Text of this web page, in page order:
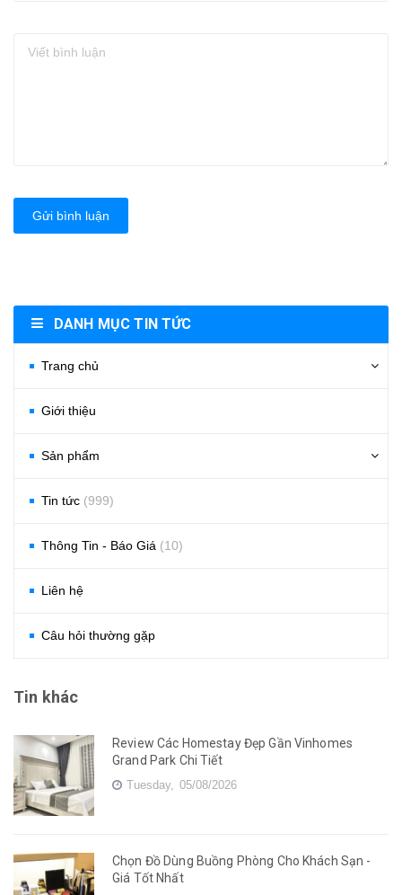
Gửi bình luận
DANH MỤC TIN TỨC
Trang chủ
Giới thiệu
Sản phẩm
Tin tức (999)
Thông Tin - Báo Giá (10)
Liên hệ
Câu hỏi thường gặp
Tin khác
Review Các Homestay Đẹp Gần Vinhomes
Grand Park Chi Tiết
Tuesday, 05/08/2026
Chọn Đồ Dùng Buồng Phòng Cho Khách Sạn -
Giá Tốt Nhất